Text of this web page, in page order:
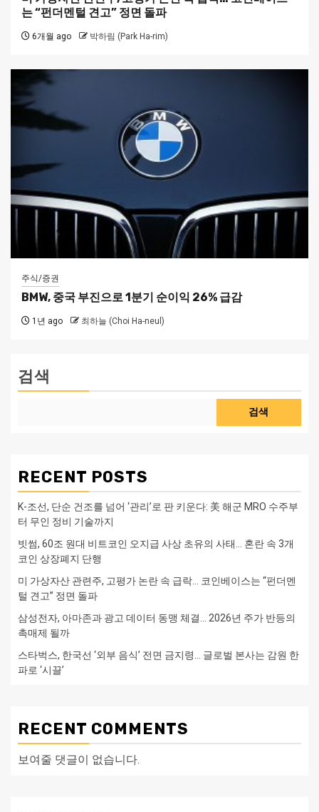
는 “펀더멘털 견고” 정면 돌파
6개월 ago 박하림 (Park Ha-rim)
주식/증권
BMW, 중국 부진으로 1분기 순이익 26% 급감
1년 ago 최하늘 (Choi Ha-neul)
검색
검색
RECENT POSTS
K-조선, 단순 건조를 넘어 ‘관리’로 판 키운다: 美 해군 MRO 수주부
터 무인 정비 기술까지
빗썸, 60조 원대 비트코인 오지급 사상 초유의 사태… 혼란 속 3개
코인 상장폐지 단행
미 가상자산 관련주, 고평가 논란 속 급락… 코인베이스는 “펀더멘
털 견고” 정면 돌파
삼성전자, 아마존과 광고 데이터 동맹 체결… 2026년 주가 반등의
촉매제 될까
스타벅스, 한국선 ‘외부 음식’ 전면 금지령… 글로벌 본사는 감원 한
파로 ‘시끌’
RECENT COMMENTS
보여줄 댓글이 없습니다.